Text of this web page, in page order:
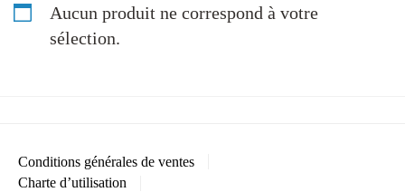
Aucun produit ne correspond à votre
sélection.
Conditions générales de ventes
Charte d’utilisation